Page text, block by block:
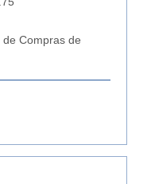
de Compras de